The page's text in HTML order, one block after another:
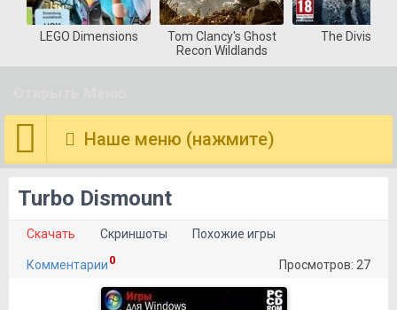
LEGO Dimensions
Tom Clancy's Ghost
Recon Wildlands
The Division
Наше меню (нажмите)
Turbo Dismount
Скачать Скриншоты Похожие игры
Комментарии 0 Просмотров: 27